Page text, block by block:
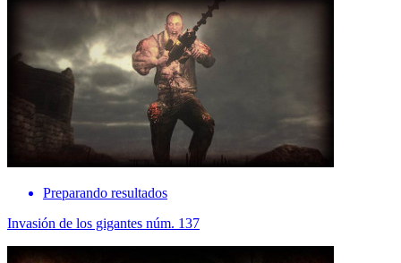
Preparando resultados
Invasión de los gigantes núm. 137